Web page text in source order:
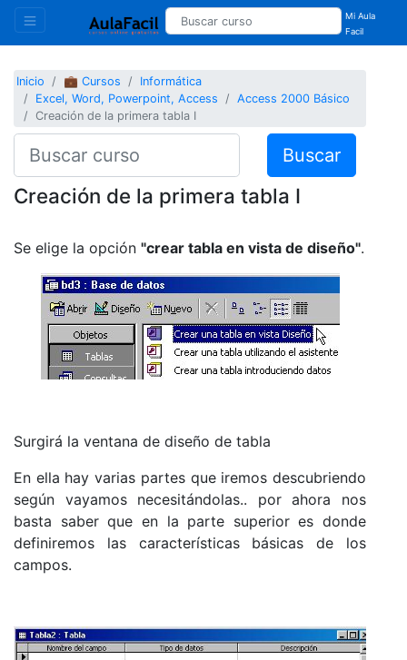
Mi Aula
Facil
Inicio 💼 Cursos
Informática
Excel, Word, Powerpoint, Access
Access 2000 Básico
Creación de la primera tabla I
Buscar
Creación de la primera tabla I
Se elige la opción "crear tabla en vista de diseño".
Surgirá la ventana de diseño de tabla
En ella hay varias partes que iremos descubriendo
según vayamos necesitándolas.. por ahora nos
basta saber que en la parte superior es donde
definiremos las características básicas de los
campos.